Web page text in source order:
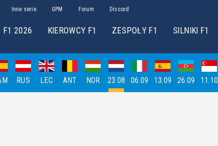
Inne serie GPM Forum Discord
F1 2026 KIEROWCY F1 ZESPOŁY F1 SILNIKI F1
RUS LEC ANT NOR 23.08 06.09 13.09 26.09 11.10